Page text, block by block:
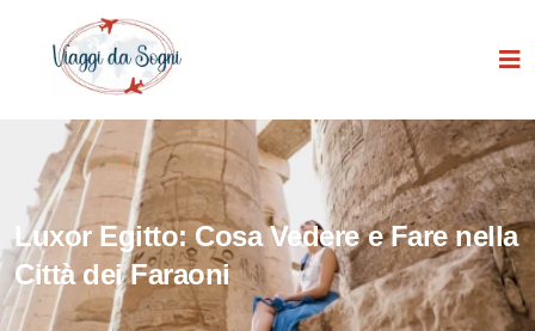
Luxor Egitto: Cosa Vedere e Fare nella
Città dei Faraoni